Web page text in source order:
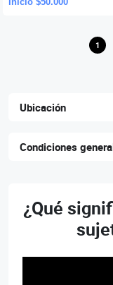
amper, para
1
Ubicación
Condiciones
¿Qué